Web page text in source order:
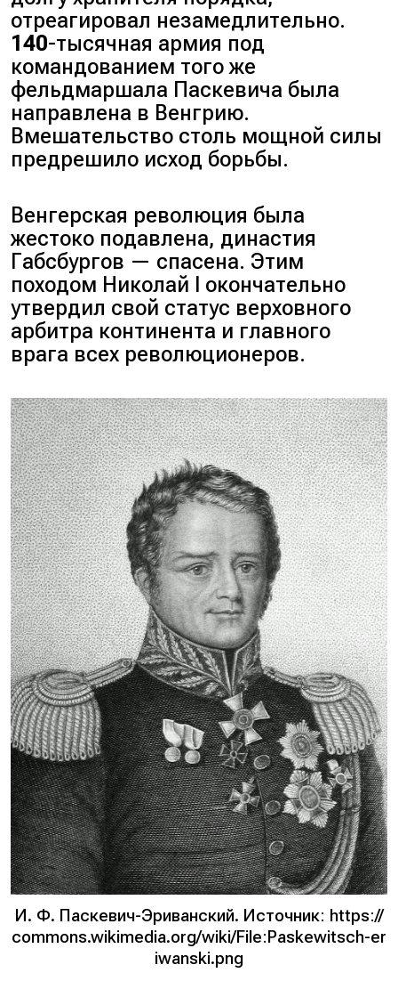
отреагировал незамедлительно.
140-тысячная армия под
командованием того же
фельдмаршала Паскевича была
направлена в Венгрию.
Вмешательство столь мощной силы
предрешило исход борьбы.
Венгерская революция была
жестоко подавлена, династия
Габсбургов — спасена. Этим
походом Николай I окончательно
утвердил свой статус верховного
арбитра континента и главного
врага всех революционеров.
И. Ф. Паскевич-Эриванский. Источник: https://
commons.wikimedia.org/wiki/File:Paskewitsch-er
iwanski.png